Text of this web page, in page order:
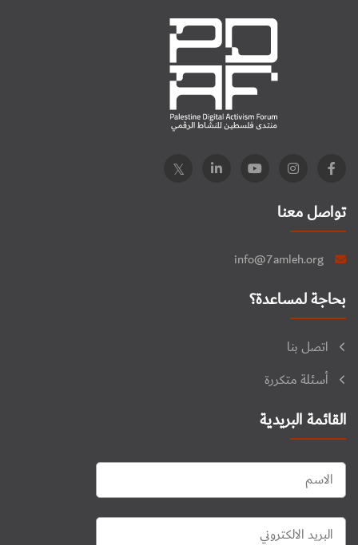
تواصل معنا
info@7amleh.org
بحاجة لمساعدة؟
اتصل بنا
أسئلة متكررة
القائمة البريدية